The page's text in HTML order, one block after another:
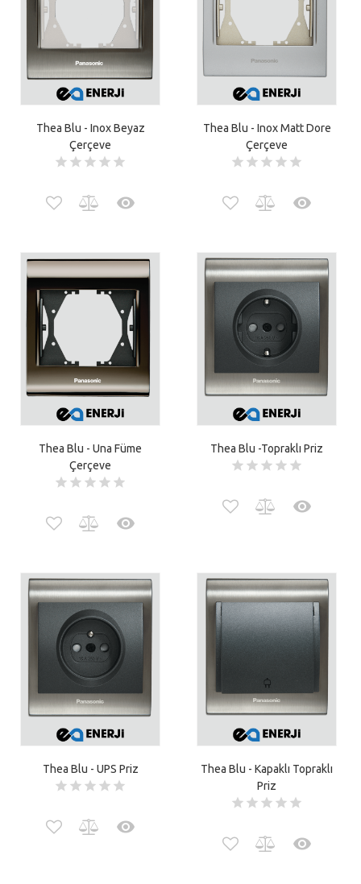
Thea Blu - Inox Beyaz
Çerçeve
Thea Blu - Inox Matt Dore
Çerçeve
Thea Blu - Una Füme
Çerçeve
Thea Blu -Topraklı Priz
Thea Blu - UPS Priz
Thea Blu - Kapaklı Topraklı
Priz